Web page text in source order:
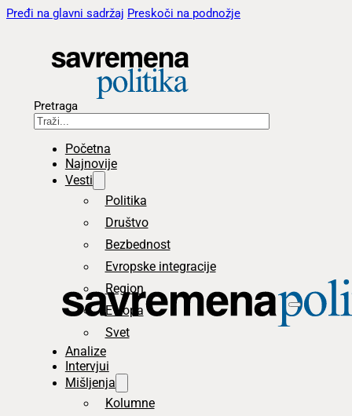
Pređi na glavni sadržaj Preskoči na podnožje
Pretraga
Početna
Najnovije
Vesti
Politika
Društvo
Bezbednost
Evropske integracije
Region
Evropa
Svet
Analize
Intervjui
Mišljenja
Kolumne